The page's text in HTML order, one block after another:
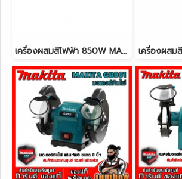
เครื่องผสมสีไฟฟ้า 850W MAKITA UT1305